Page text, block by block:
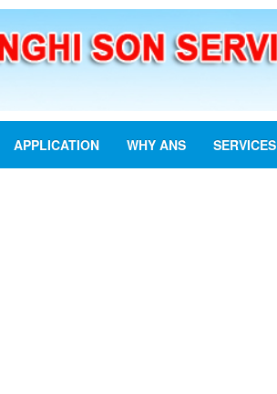
APPLICATION WHY ANS SERVICES